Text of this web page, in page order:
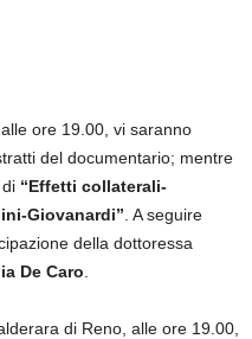
ore 19.00, vi saranno
del documentario; mentre
“Effetti collaterali-
Giovanardi” . A seguire
della dottoressa
De Caro
di Reno, alle ore 19.00,